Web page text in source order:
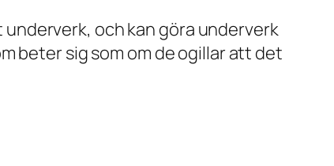
och kan göra underverk
beter sig som om de ogillar att det